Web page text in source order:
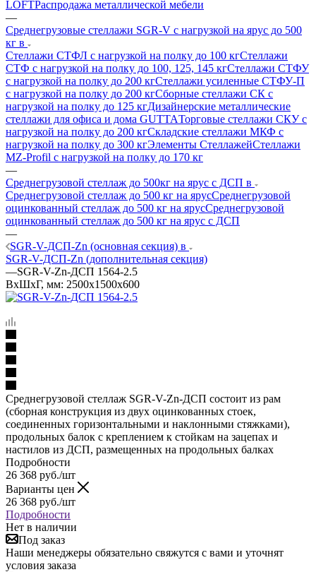
LOFTРаспродажа металлической мебели
—
Среднегрузовые стеллажи SGR-V с нагрузкой на ярус до 500
кг в
Стеллажи СТФЛ с нагрузкой на полку до 100 кгСтеллажи
СТФ с нагрузкой на полку до 100, 125, 145 кгСтеллажи СТФУ
с нагрузкой на полку до 200 кгСтеллажи усиленные СТФУ-П
с нагрузкой на полку до 200 кгСборные стеллажи СК с
нагрузкой на полку до 125 кгДизайнерские металлические
стеллажи для офиса и дома GUTTAТорговые стеллажи СКУ с
нагрузкой на полку до 200 кгСкладские стеллажи МКФ с
нагрузкой на полку до 300 кгЭлементы СтеллажейСтеллажи
MZ-Profil с нагрузкой на полку до 170 кг
—
Среднегрузовой стеллаж до 500кг на ярус с ДСП в
Среднегрузовой стеллаж до 500 кг на ярусСреднегрузовой
оцинкованный стеллаж до 500 кг на ярусСреднегрузовой
оцинкованный стеллаж до 500 кг на ярус с ДСП
—
SGR-V-ДСП-Zn (основная секция) в
SGR-V-ДСП-Zn (дополнительная секция)
—SGR-V-Zn-ДСП 1564-2.5
ВхШхГ, мм: 2500x1500x600
Среднегрузовой стеллаж SGR-V-Zn-ДСП состоит из рам
(сборная конструкция из двух оцинкованных стоек,
соединенных горизонтальными и наклонными стяжками),
продольных балок с креплением к стойкам на зацепах и
настилов из ДСП, размещенных на продольных балках
Подробности
26 368 руб./шт
Варианты цен
26 368 руб./шт
Подробности
Нет в наличии
Под заказ
Наши менеджеры обязательно свяжутся с вами и уточнят
условия заказа